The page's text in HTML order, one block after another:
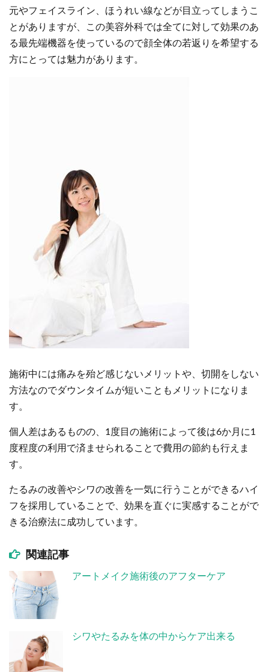
元やフェイスライン、ほうれい線などが目立ってしまうこ
とがありますが、この美容外科では全てに対して効果のあ
る最先端機器を使っているので顔全体の若返りを希望する
方にとっては魅力があります。
施術中には痛みを殆ど感じないメリットや、切開をしない
方法なのでダウンタイムが短いこともメリットになりま
す。
個人差はあるものの、1度目の施術によって後は6か月に1
度程度の利用で済ませられることで費用の節約も行えま
す。
たるみの改善やシワの改善を一気に行うことができるハイ
フを採用していることで、効果を直ぐに実感することがで
きる治療法に成功しています。
関連記事
アートメイク施術後のアフターケア
シワやたるみを体の中からケア出来る